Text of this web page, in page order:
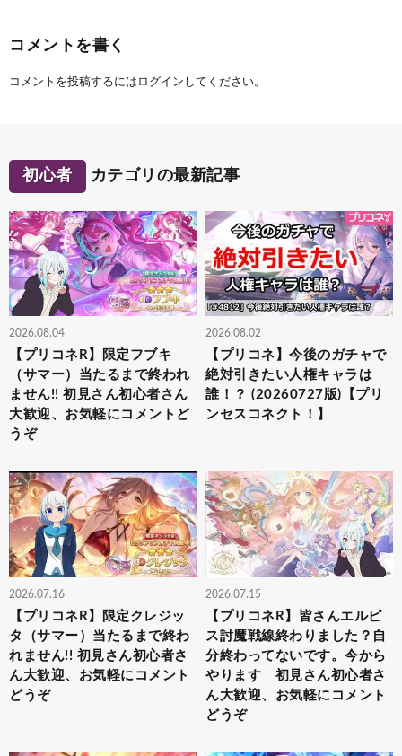
コメントを書く
コメントを投稿するには ログイン してください。
初心者 カテゴリの最新記事
2026.08.04
【プリコネR】限定フブキ
（サマー）当たるまで終われ
ません!! 初見さん初心者さん
大歓迎、お気軽にコメントど
うぞ
2026.08.02
【プリコネ】今後のガチャで
絶対引きたい人権キャラは
誰！？ (20260727版)【プリ
ンセスコネクト！】
2026.07.16
【プリコネR】限定クレジッ
タ（サマー）当たるまで終わ
れません!! 初見さん初心者さ
ん大歓迎、お気軽にコメント
どうぞ
2026.07.15
【プリコネR】皆さんエルピ
ス討魔戦線終わりました？自
分終わってないです。今から
やります 初見さん初心者さ
ん大歓迎、お気軽にコメント
どうぞ